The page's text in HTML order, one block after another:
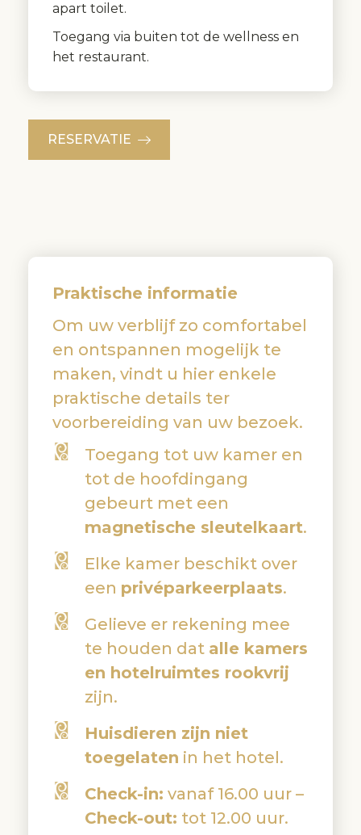
apart toilet.
Toegang via buiten tot de wellness en
het restaurant.
RESERVATIE
Praktische informatie
Om uw verblijf zo comfortabel
en ontspannen mogelijk te
maken, vindt u hier enkele
praktische details ter
voorbereiding van uw bezoek.
Toegang tot uw kamer en
tot de hoofdingang
gebeurt met een
magnetische sleutelkaart.
Elke kamer beschikt over
een privéparkeerplaats.
Gelieve er rekening mee
te houden dat alle kamers
en hotelruimtes rookvrij
zijn.
Huisdieren zijn niet
toegelaten in het hotel.
Check-in: vanaf 16.00 uur –
Check-out: tot 12.00 uur.